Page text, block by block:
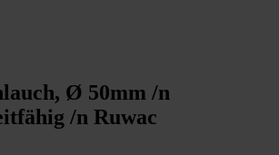
Ø 50mm /n
/n Ruwac